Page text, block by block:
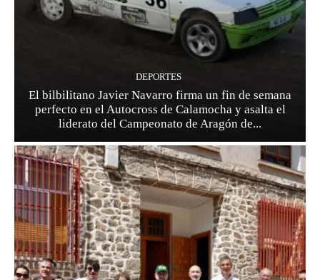
DEPORTES
El bilbilitano Javier Navarro firma un fin de semana
perfecto en el Autocross de Calamocha y asalta el
liderato del Campeonato de Aragón de...